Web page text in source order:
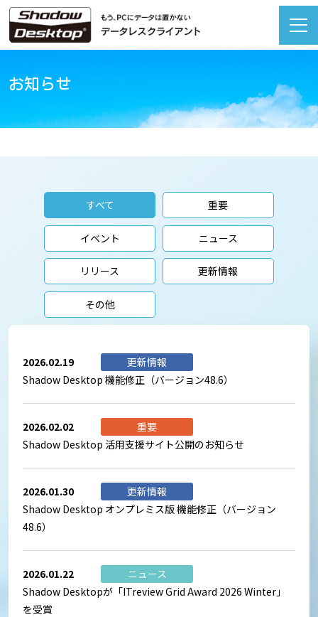
お知らせ
すべて 重要
イベント ニュース
リリース 更新情報
その他
2026.02.19
更新情報
Shadow Desktop 機能修正（バージョン48.6）
2026.02.02
重要
Shadow Desktop 活用支援サイト公開のお知らせ
2026.01.30
更新情報
Shadow Desktop オンプレミス版 機能修正（バージョン
48.6）
2026.01.22
ニュース
Shadow Desktopが「ITreview Grid Award 2026 Winter」
を受賞